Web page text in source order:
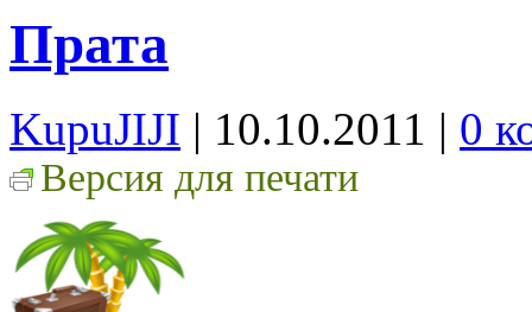
Прата
KupuJIJI | 10.10.2011 | 0
Версия для печати